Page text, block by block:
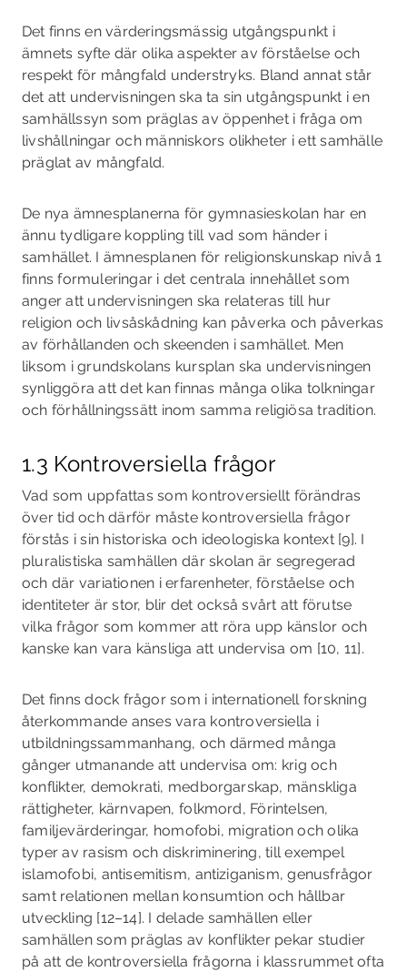
Det finns en värderingsmässig utgångspunkt i
ämnets syfte där olika aspekter av förståelse och
respekt för mångfald understryks. Bland annat står
det att undervisningen ska ta sin utgångspunkt i en
samhällssyn som präglas av öppenhet i fråga om
livshållningar och människors olikheter i ett samhälle
präglat av mångfald.
De nya ämnesplanerna för gymnasieskolan har en
ännu tydligare koppling till vad som händer i
samhället. I ämnesplanen för religionskunskap nivå 1
finns formuleringar i det centrala innehållet som
anger att undervisningen ska relateras till hur
religion och livsåskådning kan påverka och påverkas
av förhållanden och skeenden i samhället. Men
liksom i grundskolans kursplan ska undervisningen
synliggöra att det kan finnas många olika tolkningar
och förhållningssätt inom samma religiösa tradition.
1.3 Kontroversiella frågor
Vad som uppfattas som kontroversiellt förändras
över tid och därför måste kontroversiella frågor
förstås i sin historiska och ideologiska kontext [9]. I
pluralistiska samhällen där skolan är segregerad
och där variationen i erfarenheter, förståelse och
identiteter är stor, blir det också svårt att förutse
vilka frågor som kommer att röra upp känslor och
kanske kan vara känsliga att undervisa om [10, 11].
Det finns dock frågor som i internationell forskning
återkommande anses vara kontroversiella i
utbildningssammanhang, och därmed många
gånger utmanande att undervisa om: krig och
konflikter, demokrati, medborgarskap, mänskliga
rättigheter, kärnvapen, folkmord, Förintelsen,
familjevärderingar, homofobi, migration och olika
typer av rasism och diskriminering, till exempel
islamofobi, antisemitism, antiziganism, genusfrågor
samt relationen mellan konsumtion och hållbar
utveckling [12–14]. I delade samhällen eller
samhällen som präglas av konflikter pekar studier
på att de kontroversiella frågorna i klassrummet ofta